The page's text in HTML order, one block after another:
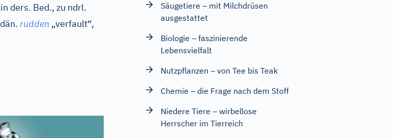
in ders. Bed., zu ndrl.
dän. rudden „verfault“,
Säugetiere – mit Milchdrüsen
ausgestattet
Biologie – faszinierende
Lebensvielfalt
Nutzpflanzen – von Tee bis Teak
Chemie – die Frage nach dem Stoff
Niedere Tiere – wirbellose
Herrscher im Tierreich